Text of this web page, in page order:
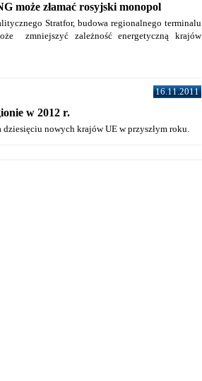
może złamać rosyjski monopol
Stratfor, budowa regionalnego terminalu
zmniejszyć zależność energetyczną krajów
16.11.2011
w 2012 r.
nowych krajów UE w przyszłym roku.